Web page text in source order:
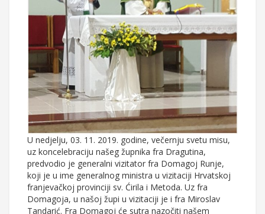
U nedjelju, 03. 11. 2019. godine, večernju svetu misu,
uz koncelebraciju našeg župnika fra Dragutina,
predvodio je generalni vizitator fra Domagoj Runje,
koji je u ime generalnog ministra u vizitaciji Hrvatskoj
franjevačkoj provinciji sv. Ćirila i Metoda. Uz fra
Domagoja, u našoj župi u vizitaciji je i fra Miroslav
Tandarić. Fra Domagoj će sutra nazočiti našem